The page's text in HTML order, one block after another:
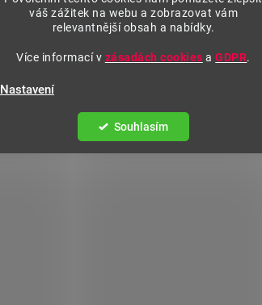
váš zážitek na webu a zobrazovat vám
relevantnější obsah a nabídky.
Více informací v zásadách cookies aGDPR.
Nastavení
Souhlasím